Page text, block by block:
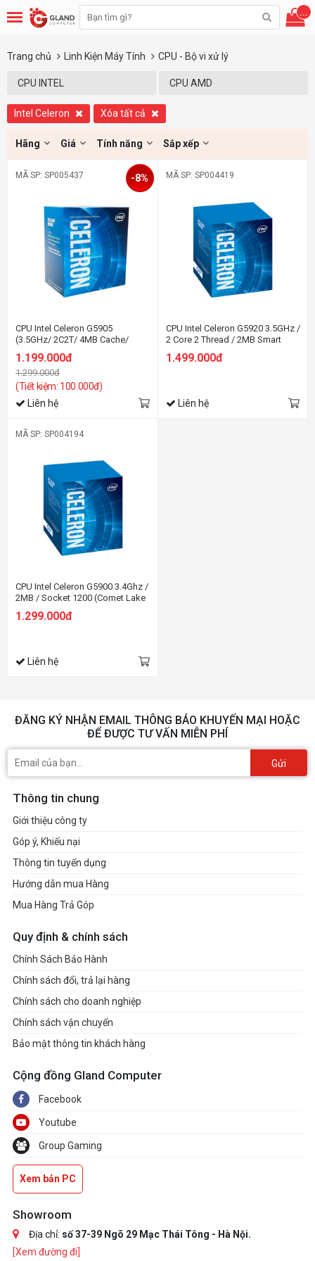
...
Trang chủ Linh Kiện Máy Tính CPU - Bộ vi xử lý
CPU INTEL CPU AMD
Intel Celeron Xóa tất cả
Hãng Giá Tính năng Sắp xếp
MÃ SP: SP005437
CPU Intel Celeron G5905
(3.5GHz/ 2C2T/ 4MB Cache/
1.199.000đ
1.299.000đ
(Tiết kiệm: 100.000đ)
-8%
Liên hệ
MÃ SP: SP004419
CPU Intel Celeron G5920 3.5GHz /
2 Core 2 Thread / 2MB Smart
610/Socket 1200
1.499.000đ
Liên hệ
MÃ SP: SP004194
CPU Intel Celeron G5900 3.4Ghz /
2MB / Socket 1200 (Comet Lake
)
1.299.000đ
Liên hệ
ĐĂNG KÝ NHẬN EMAIL THÔNG BÁO KHUYẾN MẠI HOẶC
ĐỂ ĐƯỢC TƯ VẤN MIỄN PHÍ
Gửi
Thông tin chung
Giới thiệu công ty
Góp ý, Khiếu nại
Thông tin tuyển dụng
Hướng dẫn mua Hàng
Mua Hàng Trả Góp
Quy định & chính sách
Chính Sách Bảo Hành
Chính sách đổi, trả lại hàng
Chính sách cho doanh nghiệp
Chính sách vận chuyển
Bảo mật thông tin khách hàng
Cộng đồng Gland Computer
Facebook
Youtube
Group Gaming
Xem bản PC
Showroom
Địa chỉ: số 37-39 Ngõ 29 Mạc Thái Tông - Hà Nội.
[Xem đường đi]